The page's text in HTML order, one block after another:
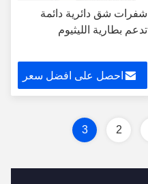
شفرات شق دائرية دائمة
تدعم بطارية الليثيوم
احصل على افضل سعر
2
3